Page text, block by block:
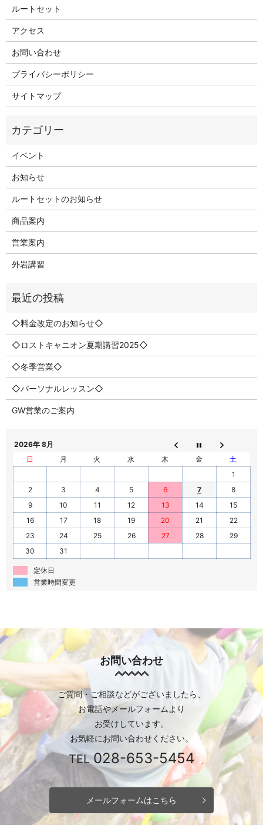
ルートセット
アクセス
お問い合わせ
プライバシーポリシー
サイトマップ
イベント
お知らせ
ルートセットのお知らせ
商品案内
営業案内
外岩講習
◇料金改定のお知らせ◇
◇ロストキャニオン夏期講習2025◇
◇冬季営業◇
◇パーソナルレッスン◇
GW営業のご案内
2026年 8月
日
月 火 水 木 金
土
1
2
3 4 5 6 7
8
9
10 11 12 13 14
15
16
17 18 19 20 21
22
23
24 25 26 27 28
29
30
31
定休日
営業時間変更
お問い合わせ
ご質問・ご相談などがございましたら、
お電話やメールフォームより
お受けしています。
お気軽にお問い合わせください。
TEL028-653-5454
メールフォームはこちら